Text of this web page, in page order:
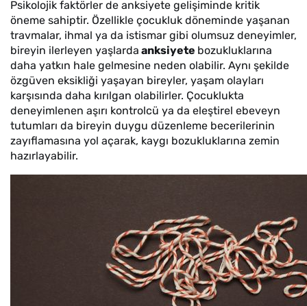
Psikolojik faktörler de anksiyete gelişiminde kritik
öneme sahiptir. Özellikle çocukluk döneminde yaşanan
travmalar, ihmal ya da istismar gibi olumsuz deneyimler,
bireyin ilerleyen yaşlarda anksiyete bozukluklarına
daha yatkın hale gelmesine neden olabilir. Aynı şekilde
özgüven eksikliği yaşayan bireyler, yaşam olayları
karşısında daha kırılgan olabilirler. Çocuklukta
deneyimlenen aşırı kontrolcü ya da eleştirel ebeveyn
tutumları da bireyin duygu düzenleme becerilerinin
zayıflamasına yol açarak, kaygı bozukluklarına zemin
hazırlayabilir.